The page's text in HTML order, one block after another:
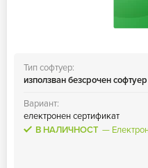
Тип софтуер:
използван безсрочен софтуер
Вариант:
електронен сертификат
В НАЛИЧНОСТ